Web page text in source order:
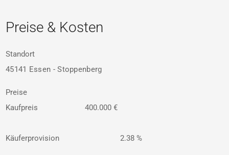
Preise & Kosten
Standort
45141 Essen - Stoppenberg
Preise
Kaufpreis
400.000 €
Käuferprovision 2.38 %